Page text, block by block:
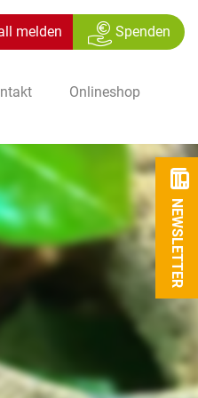
melden Spenden
Onlineshop
NEWSLETTER